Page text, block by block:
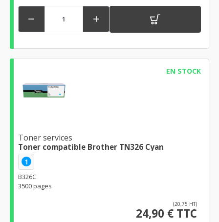
 
EN STOCK
Toner services
Toner compatible Brother TN326 Cyan
1
B326C
3500 pages
(20,75 HT)
24,90 € TTC